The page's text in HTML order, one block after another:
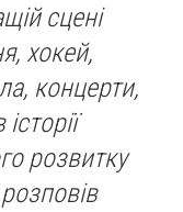
сцені
хокей,
концерти,
розвитку